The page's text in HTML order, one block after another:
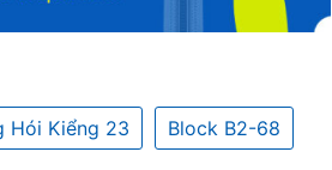
Hói Kiểng 23 Block B2-68